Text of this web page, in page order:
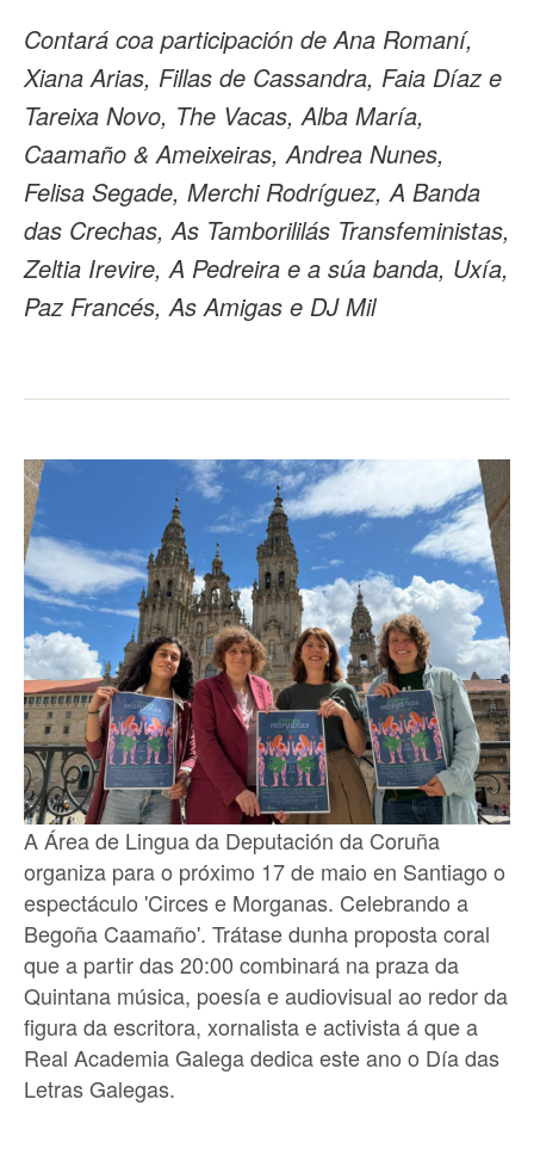
Contará coa participación de Ana Romaní,
Xiana Arias, Fillas de Cassandra, Faia Díaz e
Tareixa Novo, The Vacas, Alba María,
Caamaño & Ameixeiras, Andrea Nunes,
Felisa Segade, Merchi Rodríguez, A Banda
das Crechas, As Tamborililás Transfeministas,
Zeltia Irevire, A Pedreira e a súa banda, Uxía,
Paz Francés, As Amigas e DJ Mil
A Área de Lingua da Deputación da Coruña
organiza para o próximo 17 de maio en Santiago o
espectáculo 'Circes e Morganas. Celebrando a
Begoña Caamaño'. Trátase dunha proposta coral
que a partir das 20:00 combinará na praza da
Quintana música, poesía e audiovisual ao redor da
figura da escritora, xornalista e activista á que a
Real Academia Galega dedica este ano o Día das
Letras Galegas.